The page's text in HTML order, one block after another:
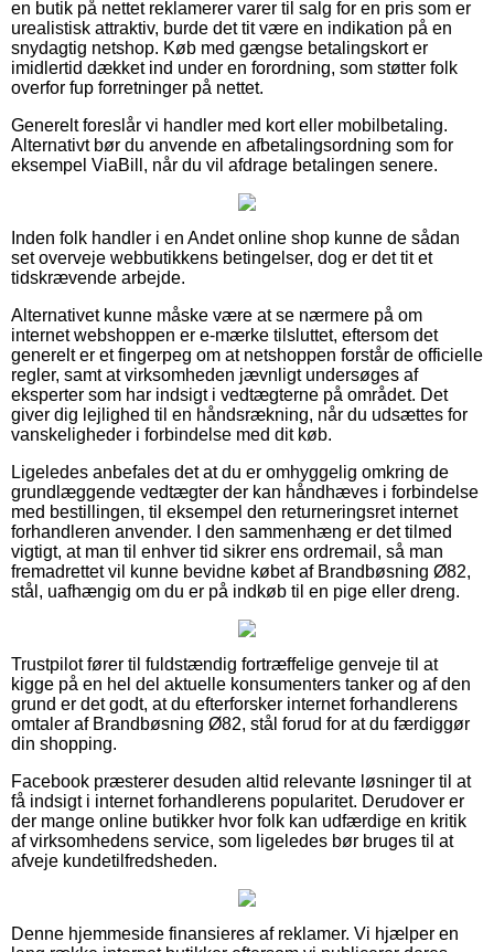
en butik på nettet reklamerer varer til salg for en pris som er
urealistisk attraktiv, burde det tit være en indikation på en
snydagtig netshop. Køb med gængse betalingskort er
imidlertid dækket ind under en forordning, som støtter folk
overfor fup forretninger på nettet.
Generelt foreslår vi handler med kort eller mobilbetaling.
Alternativt bør du anvende en afbetalingsordning som for
eksempel ViaBill, når du vil afdrage betalingen senere.
Inden folk handler i en Andet online shop kunne de sådan
set overveje webbutikkens betingelser, dog er det tit et
tidskrævende arbejde.
Alternativet kunne måske være at se nærmere på om
internet webshoppen er e-mærke tilsluttet, eftersom det
generelt er et fingerpeg om at netshoppen forstår de officielle
regler, samt at virksomheden jævnligt undersøges af
eksperter som har indsigt i vedtægterne på området. Det
giver dig lejlighed til en håndsrækning, når du udsættes for
vanskeligheder i forbindelse med dit køb.
Ligeledes anbefales det at du er omhyggelig omkring de
grundlæggende vedtægter der kan håndhæves i forbindelse
med bestillingen, til eksempel den returneringsret internet
forhandleren anvender. I den sammenhæng er det tilmed
vigtigt, at man til enhver tid sikrer ens ordremail, så man
fremadrettet vil kunne bevidne købet af Brandbøsning Ø82,
stål, uafhængig om du er på indkøb til en pige eller dreng.
Trustpilot fører til fuldstændig fortræffelige genveje til at
kigge på en hel del aktuelle konsumenters tanker og af den
grund er det godt, at du efterforsker internet forhandlerens
omtaler af Brandbøsning Ø82, stål forud for at du færdiggør
din shopping.
Facebook præsterer desuden altid relevante løsninger til at
få indsigt i internet forhandlerens popularitet. Derudover er
der mange online butikker hvor folk kan udfærdige en kritik
af virksomhedens service, som ligeledes bør bruges til at
afveje kundetilfredsheden.
Denne hjemmeside finansieres af reklamer. Vi hjælper en